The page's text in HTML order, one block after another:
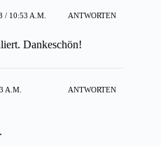
/ 10:53 A.M. ANTWORTEN
Dankeschön!
A.M. ANTWORTEN